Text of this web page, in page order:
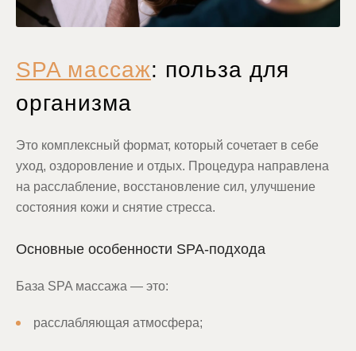
SPA массаж: польза для
организма
Это комплексный формат, который сочетает в себе
уход, оздоровление и отдых. Процедура направлена
на расслабление, восстановление сил, улучшение
состояния кожи и снятие стресса.
Основные особенности SPA-подхода
База SPA массажа — это:
расслабляющая атмосфера;